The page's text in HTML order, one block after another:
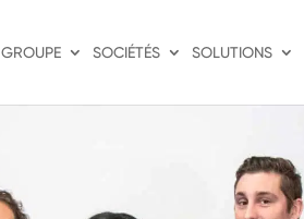
GROUPE SOCIÉTÉS SOLUTIONS